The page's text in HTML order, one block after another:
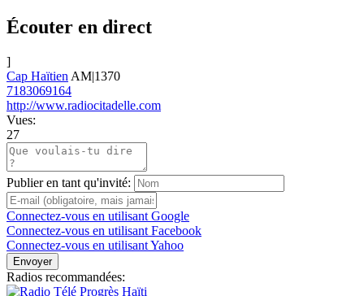
Écouter en direct
]
Cap Haïtien AM|1370
7183069164
http://www.radiocitadelle.com
Vues:
27
Publier en tant qu'invité:
Connectez-vous en utilisant Google
Connectez-vous en utilisant Facebook
Connectez-vous en utilisant Yahoo
Envoyer
Radios recommandées: